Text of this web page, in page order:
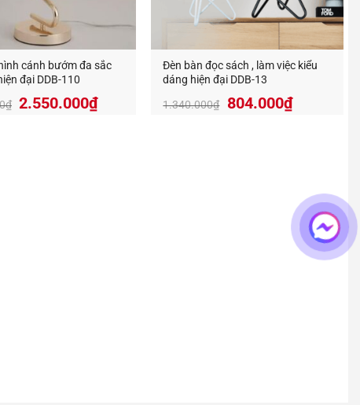
trí decor, đa dạng mẫu mã và giá thành tốt nhất trên
cánh bướm đa sắc
đại DDB-110
₫ Giá
2.550.000₫Giá
Đèn bàn đọc sách , làm việc kiểu
dáng hiện đại DDB-13
1.340.000₫ 804.000₫